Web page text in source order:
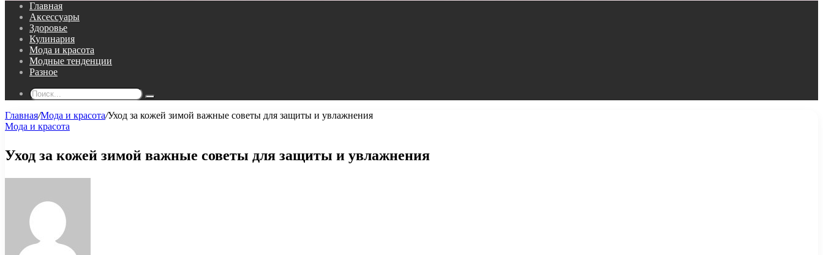
Главная
Аксессуары
Здоровье
Кулинария
Мода и красота
Модные тенденции
Разное
Поиск...
Главная/Мода и красота/Уход за кожей зимой важные советы для защиты и увлажнения
Мода и красота
Уход за кожей зимой важные советы для защиты и увлажнения